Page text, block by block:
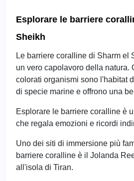
Esplorare le barriere
Sheikh
Le barriere coralline di Sharm el
un vero capolavoro della natura.
colorati organismi sono l'habitat
di specie marine e offrono una
Esplorare le barriere coralline è
che regala emozioni e ricordi
Uno dei siti di immersione più
barriere coralline è il Jolanda
all'isola di Tiran.